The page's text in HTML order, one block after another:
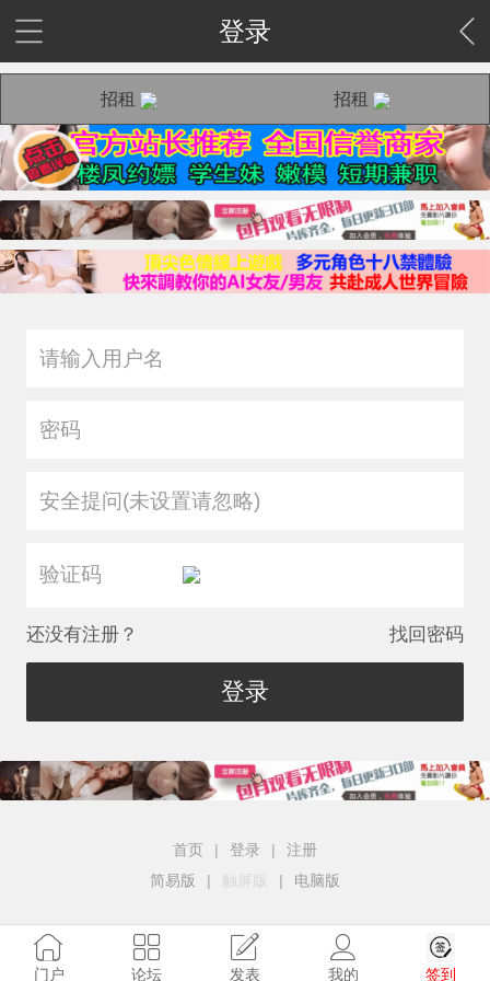
登录
招租 招租
安全提问(未设置请忽略)
还没有注册？ 找回密码
登录
首页 | 登录 |
注册
简易版
| 触屏版 | 电脑版
门户 论坛 发表 我的 签到